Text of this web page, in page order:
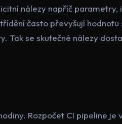
nálezy napříč
často převyšují hodnotu
Tak se skutečné nálezy
Rozpočet CI pipeline je